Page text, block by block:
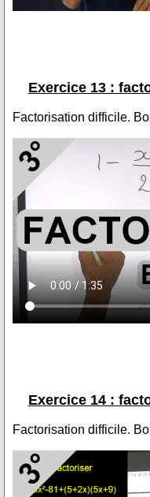
Exercice 13 :
Factorisation difficile.
Exercice 14 :
Factorisation difficile.